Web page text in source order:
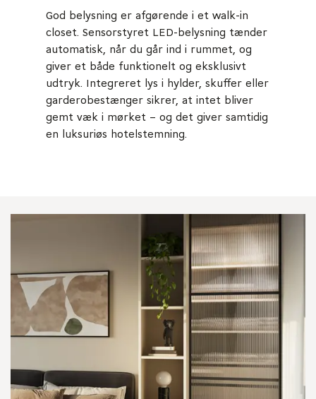
God belysning er afgørende i et walk-in
closet. Sensorstyret LED-belysning tænder
automatisk, når du går ind i rummet, og
giver et både funktionelt og eksklusivt
udtryk. Integreret lys i hylder, skuffer eller
garderobestænger sikrer, at intet bliver
gemt væk i mørket – og det giver samtidig
en luksuriøs hotelstemning.